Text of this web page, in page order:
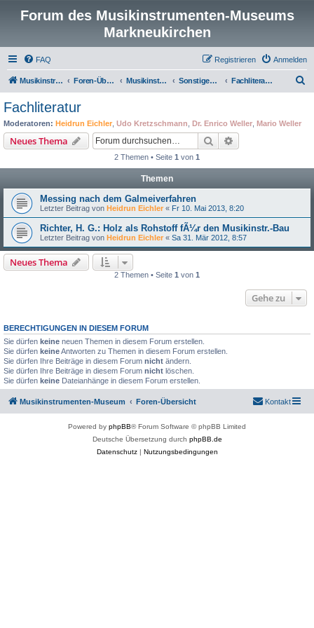
Forum des Musikinstrumenten-Museums
Markneukirchen
FAQ Anmelden
Registrieren
Musikinstrumenten-Museum Foren-Übersicht Musikinstrumentenmuseum Markneukirchen Sonstiges zum Instrumentenbau Fachliteratur
Fachliteratur
Moderatoren: Heidrun Eichler Udo Kretzschmann Dr. Enrico Weller Mario Weller
Neues Thema Suche
2 Themen • Seite 1 von 1
Themen
Messing nach dem Galmeiverfahren
Letzter Beitrag von Heidrun Eichler « Fr 10. Mai 2013, 8:20
Richter, H. G.: Holz als Rohstoff fÃ¼r den Musikinstr.-Bau
Letzter Beitrag von Heidrun Eichler « Sa 31. Mär 2012, 8:57
Neues Thema
2 Themen • Seite 1 von 1
Gehe zu
BERECHTIGUNGEN IN DIESEM FORUM
Sie dürfen keine neuen Themen in diesem Forum erstellen.
Sie dürfen keineAntworten zu Themen in diesem Forum erstellen.
Sie dürfen Ihre Beiträge in diesem Forum nicht ändern.
Sie dürfen Ihre Beiträge in diesem Forum nicht löschen.
Sie dürfen keine Dateianhänge in diesem Forum erstellen.
Musikinstrumenten-Museum Foren-Übersicht Kontakt
Powered by phpBB® Forum Software © phpBB Limited
Deutsche Übersetzung durch phpBB.de
Datenschutz| Nutzungsbedingungen